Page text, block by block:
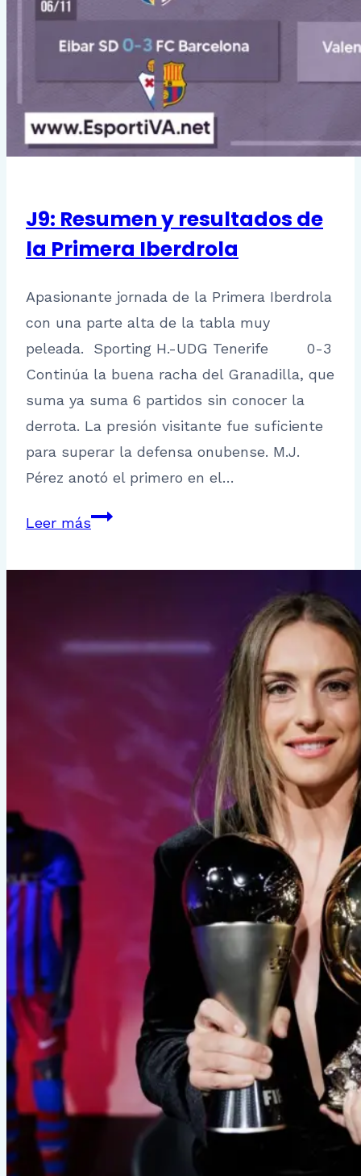
J9: Resumen y resultados de
la Primera Iberdrola
Apasionante jornada de la Primera Iberdrola
con una parte alta de la tabla muy
peleada. Sporting H.-UDG Tenerife 0-3
Continúa la buena racha del Granadilla, que
suma ya suma 6 partidos sin conocer la
derrota. La presión visitante fue suficiente
para superar la defensa onubense. M.J.
Pérez anotó el primero en el…
Leer másJ9:
y
la